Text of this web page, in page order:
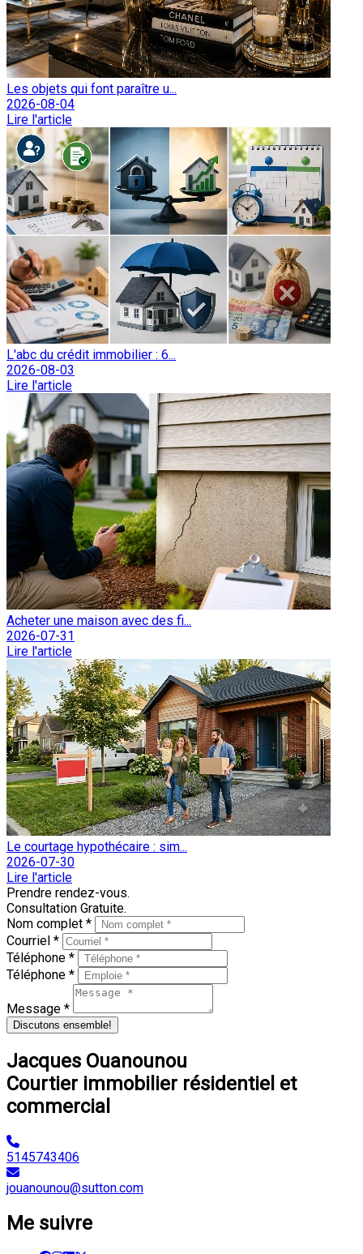
Les objets qui font paraître u...
2026-08-04
Lire l'article
L'abc du crédit immobilier : 6...
2026-08-03
Lire l'article
Acheter une maison avec des fi...
2026-07-31
Lire l'article
Le courtage hypothécaire : sim...
2026-07-30
Lire l'article
Prendre rendez-vous.
Consultation Gratuite.
Nom complet *
Courriel *
Téléphone *
Téléphone *
Message *
Discutons ensemble!
Jacques Ouanounou
Courtier immobilier résidentiel et
commercial
5145743406
jouanounou@sutton.com
Me suivre